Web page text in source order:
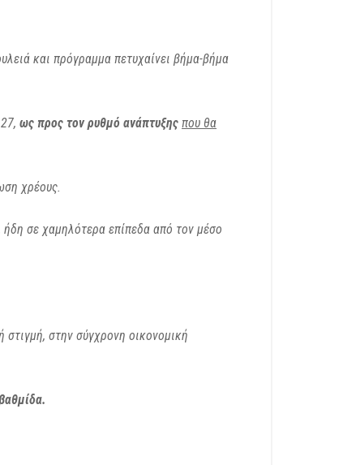
και πρόγραμμα πετυχαίνει βήμα-βήμα
ως προς τον ρυθμό ανάπτυξης που θα
χρέους.
σε χαμηλότερα επίπεδα από τον μέσο
στην σύγχρονη οικονομική